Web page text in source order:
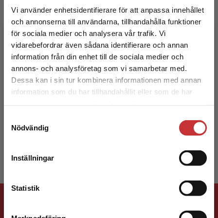
Vi använder enhetsidentifierare för att anpassa innehållet
och annonserna till användarna, tillhandahålla funktioner
för sociala medier och analysera vår trafik. Vi
vidarebefordrar även sådana identifierare och annan
information från din enhet till de sociala medier och
annons- och analysföretag som vi samarbetar med.
Dessa kan i sin tur kombinera informationen med annan
information som du har tillhandahållit eller som de har
Nödvändig
Inställningar
Statistik
Begränsad fraktregion
Det verkar som att du besöker
studentlitteratur.se via en enhet utanför Sverige.
Vi erbjuder inte leveranser utanför Sverige. För
att kunna slutföra ett köp måste
Peter Watcyn-Jones
Bland de senaste kan nämnas Progress Gold
och Magic! Pet...